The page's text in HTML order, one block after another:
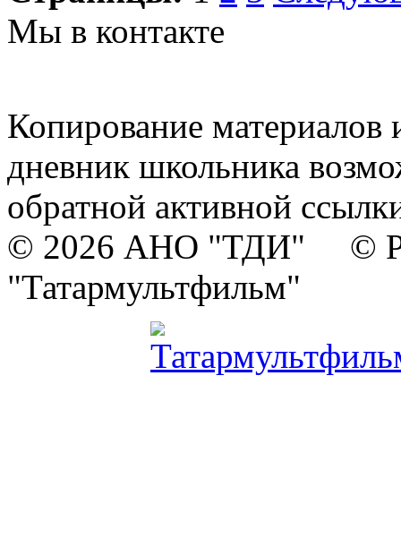
Мы в контакте
Копирование материалов
дневник школьника
обратной активной
© 2026 АНО "ТДИ" ©
"Татармультфильм"